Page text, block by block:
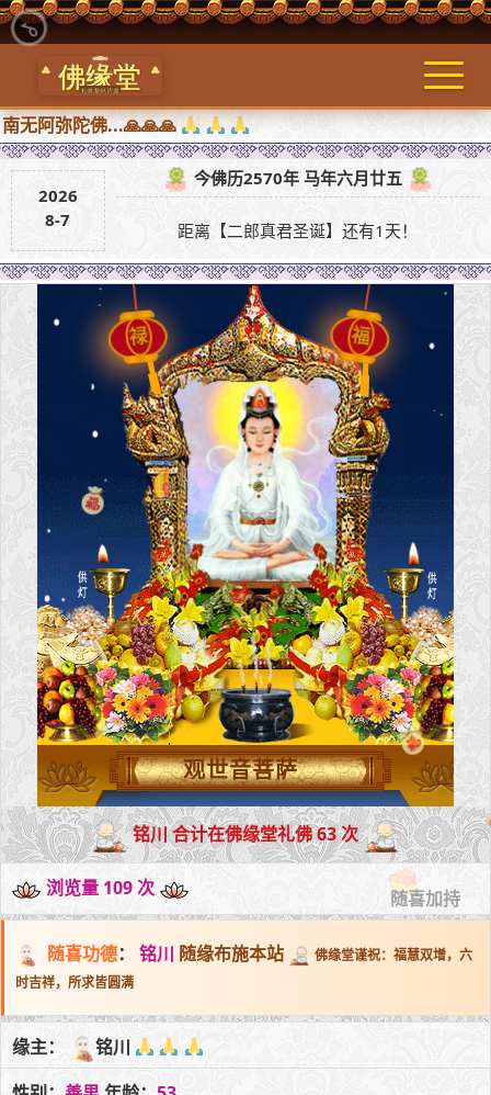
阿弥陀佛...🙏🙏🙏
2026
8-7
今佛历2570年 马年六月廿五
距离【二郎真君圣诞】还有1天！
福
禄
观世音菩萨
铭川 合计在佛缘堂礼佛 63 次
浏览量 109 次 随喜加持
随喜功德： 铭川 随缘布施本站
佛缘堂谨祝：福慧双增，六
时吉祥，所求皆圆满
缘主：
铭川